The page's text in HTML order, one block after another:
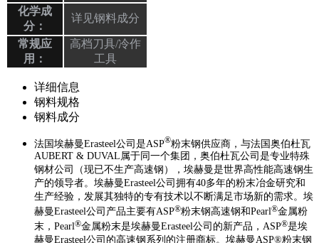
化学成
分：
详见钢料成分
常规应
用：
高档刀具/冷作
工具
详细信息
钢料规格
钢料成分
法国埃赫曼Erasteel公司是ASP®粉末钢供应商，与法国奥伯杜瓦
AUBERT & DUVAL属于同一个集团，奥伯杜瓦公司是专业特殊
钢材公司（现已不生产高速钢），埃赫曼是世界高性能高速钢生
产的领导者。埃赫曼Erasteel公司拥有40多年的粉末冶金研究和
生产经验，发展其独特的专有技术以不断满足市场新的需求。埃
赫曼Erasteel公司产品主要有ASP®粉末钢高速钢和Pearl®金属粉
末，Pearl®金属粉末是埃赫曼Erasteel公司的新产品，ASP®是埃
赫曼Erasteel公司的高速钢系列的注册商标。埃赫曼ASP®粉末钢